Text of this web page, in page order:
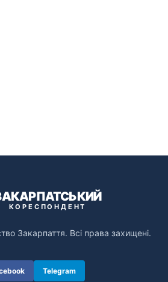
КОРЕСПОНДЕНТ
Закарпаття. Всі права захищені.
Telegram